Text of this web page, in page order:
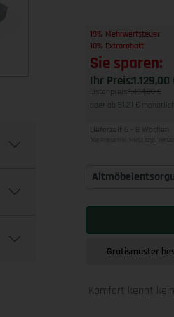
19% Mehrwertsteuer
10% Extrarabatt
Sie sparen:
Ihr Preis:1.129,00
Listenpreis: 1.494,00 €
oder ab 51,21 €
Lieferzeit 6 - 8 Wochen
Alle Preise inkl. MwSt zzgl.
Gratismuster
Komfort kennt